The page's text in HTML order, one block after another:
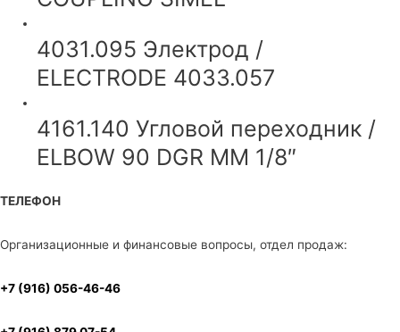
4031.095 Электрод /
ELECTRODE 4033.057
4161.140 Угловой переходник /
ELBOW 90 DGR MM 1/8″
ТЕЛЕФОН
Организационные и финансовые вопросы, отдел продаж:
+7 (916) 056-46-46